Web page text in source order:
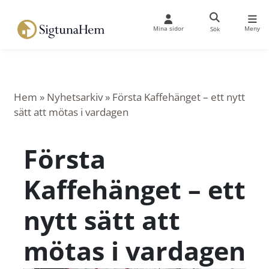
Mina sidor Sök Meny
Hem » Nyhetsarkiv» Första Kaffehänget – ett nytt
sätt att mötas i vardagen
Första
Kaffehänget – ett
nytt sätt att
mötas i vardagen